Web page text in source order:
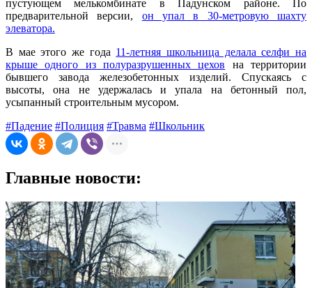
пустующем мелькомбинате в Падунском районе. По
предварительной версии, он упал в 30-метровую шахту
элеватора.
В мае этого же года 11-летняя школьница делала селфи на
крыше одного из полуразрушенных цехов на территории
бывшего завода железобетонных изделий. Спускаясь с
высоты, она не удержалась и упала на бетонный пол,
усыпанный строительным мусором.
#Падение #Полиция #Травма #Школьник
Главные новости: